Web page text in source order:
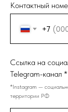
Контактный
+7
Ссылка на
Telegram-канал *
*Instagram —
территории РФ